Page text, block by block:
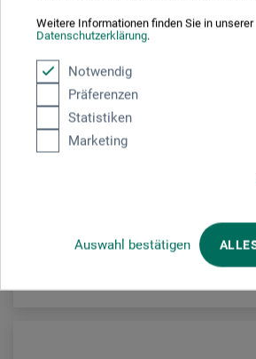
Weitere Informationen finden Sie in unserer
Datenschutzerklärung.
Notwendig
Präferenzen
Statistiken
Marketing
Auswahl bestätigen
Artisti
Serie 982 Signierpinsel